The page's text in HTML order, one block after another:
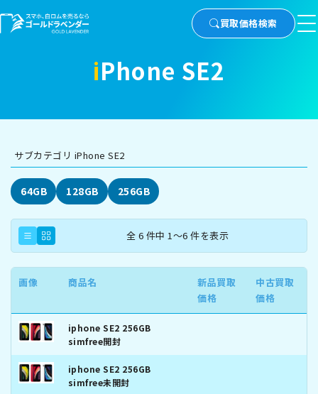
買取価格検索
iPhone SE2
サブカテゴリ iPhone SE2
64GB 128GB 256GB
全 6 件中 1～6 件を表示
画像 商品名
新品買取
価格
中古買取
価格
iphone SE2 256GB
simfree開封
iphone SE2 256GB
simfree未開封